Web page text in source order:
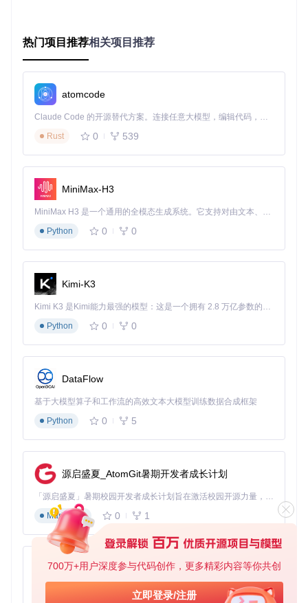
700万+用户深度参与代码创作，更多精彩内容等你共创
立即登录/注册
第二阶段：工具准备——诊断装备"手术室"
症状：缺乏必要工具导致诊断无法进行
许多用户在遇到OCLP问题时，因缺乏适当的诊断工具而无法
深入分析问题根源。
原理简析：诊断工具的重要性
有效的故障排除需要特定工具来收集系统信息、日志文件和进
行必要的系统操作。这些工具就像医生的听诊器和血压计，帮
助我们"听"和"看"系统内部的运作情况。
操作步骤：构建你的诊断工具箱
code.com/GitHub_Trending/op/OpenCore-Legac
y-Patcher
运行OpenCore-Patcher-GUI.command启动图形界面
确保已启用"显示所有设备"选项（菜单栏：显示→显示
所有设备）
在应用程序/实用工具中找到"控制台"
添加筛选条件以专注于OCLP相关日志
命令行工具路径
安装必要工具：
# 安装Homebrew（如果尚未安装）
/bin/bash -c
$(curl -fsSL https://
# 安装诊断工具
brew install --cask mount-efi
创建诊断脚本：
热门项目推荐相关项目推荐
atomcode
Claude Code 的开源替代方案。连接任意大模型，编辑代码，运行命令，自动验证 — 全自动执行。用 Rust 构建，极致性能。 ｜ An open-source alternative to Claude Code. Connect any LLM, edit code, run commands, and verify changes — autonomously. Built in Rust for speed. Get Started
Rust
0 539
MiniMax-H3
MiniMax H3 是一个通用的全模态生成系统。它支持对由文本、图像、视频和音频组成的多模态上下文进行统一理解，并能生成分辨率高达 2K、时长可达 15 秒的带原生立体声音频的视频。得益于面向任务泛化的系统设计，H3 在预训练阶段就已具备广泛的多模态上下文理解与生成能力，能够出色地执行复杂的多模态指令。
Python
0 0
Kimi-K3
Kimi K3 是Kimi能力最强的模型：这是一个拥有 2.8 万亿参数的混合专家（MoE）模型，具备原生视觉理解能力，并支持 100 万 token 的上下文窗口。
Python
0 0
DataFlow
基于大模型算子和工作流的高效文本大模型训练数据合成框架
Python
0 5
源启盛夏_AtomGit暑期开发者成长计划
「源启盛夏」暑期校园开发者成长计划旨在激活校园开源力量，通过积分激励、认证扶持、资源倾斜等形式，引导高校组织和开发者完成「入驻 — 建项目 — 做贡献 — 获认证 — 得资源」的完整闭环。无论你是想带领社团入驻平台的组织者，还是希望用代码贡献证明自己的开发者，都能在这里找到属于你的成长路径。
Markdown
0 1
py-xiaozhi
基于Python的Xiaozhi AI，适用于想要完整Xiaozhi体验而无需拥有专用硬件的用户。